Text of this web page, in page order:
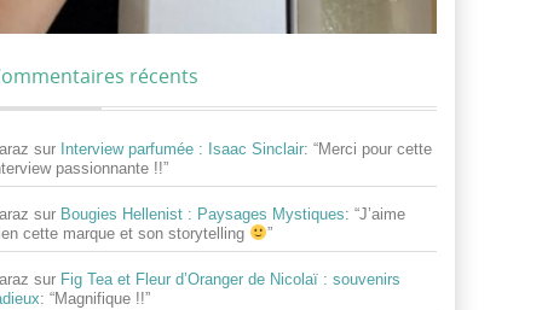
récents
sur Interview parfumée : Isaac Sinclair: “Merci pour cette
passionnante !!”
sur Bougies Hellenist : Paysages Mystiques: “J’aime
cette marque et son storytelling
”
sur Fig Tea et Fleur d’Oranger de Nicolaï : souvenirs
: “Magnifique !!”